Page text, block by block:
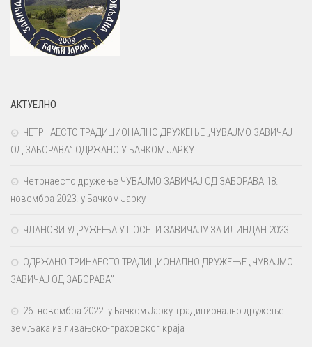
АКТУЕЛНО
ЧЕТРНАЕСТО ТРАДИЦИОНАЛНО ДРУЖЕЊЕ „ЧУВАЈМО ЗАВИЧАЈ
ОД ЗАБОРАВА” ОДРЖАНО У БАЧКОМ ЈАРКУ
Четрнаесто дружење ЧУВАЈМО ЗАВИЧАЈ ОД ЗАБОРАВА 18.
новембра 2023. у Бачком Јарку
ЧЛАНОВИ УДРУЖЕЊА У ПОСЕТИ ЗАВИЧАЈУ ЗА ИЛИНДАН 2023.
ОДРЖАНО ТРИНАЕСТО ТРАДИЦИОНАЛНО ДРУЖЕЊЕ „ЧУВАЈМО
ЗАВИЧАЈ ОД ЗАБОРАВА”
26. новембра 2022. у Бачком Јарку традиционално дружење
земљака из ливањско-граховског краја